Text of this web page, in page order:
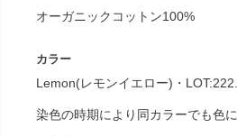
オーガニックコットン100%
カラー
Lemon(レモンイエロー)・
染色の時期により同カラーでも色